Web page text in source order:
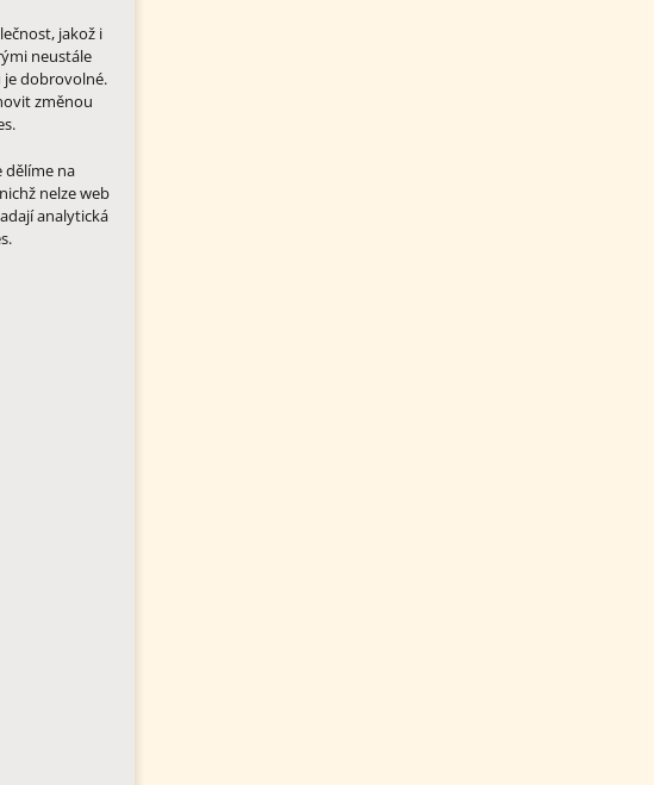
webu
jakož i
neustále
je dobrovolné.
změnou
dělíme na
nelze web
analytická